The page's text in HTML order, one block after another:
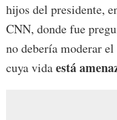
hijos del presidente,
CNN, donde fue
no debería moderar
cuya vidaestá